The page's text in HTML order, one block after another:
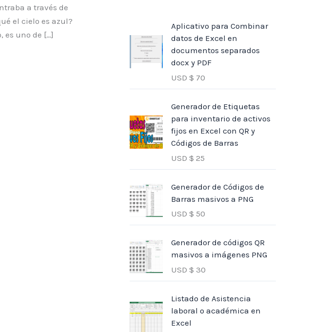
a través de
el cielo es azul?
es uno de […]
Aplicativo para Combinar
datos de Excel en
documentos separados
docx y PDF
USD $ 70
Generador de Etiquetas
para inventario de activos
fijos en Excel con QR y
Códigos de Barras
USD $ 25
Generador de Códigos de
Barras masivos a PNG
USD $ 50
Generador de códigos QR
masivos a imágenes PNG
USD $ 30
Listado de Asistencia
laboral o académica en
Excel